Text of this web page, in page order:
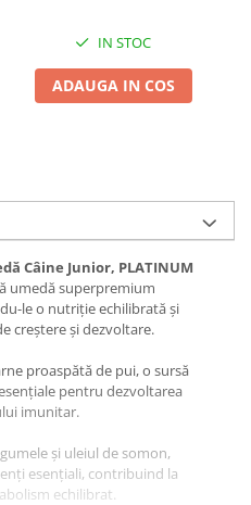
IN STOC
ADAUGA IN COS
Câine Junior, PLATINUM
umedă superpremium
le o nutriție echilibrată și
creștere și dezvoltare.
proaspătă de pui, o sursă
pentru dezvoltarea
imunitar.
și uleiul de somon,
esențiali, contribuind la
echilibrat.